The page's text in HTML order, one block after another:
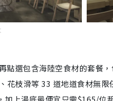
點選包含海陸空食材的套餐
花枝滑等 33 道地道食材無限